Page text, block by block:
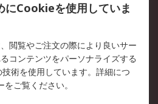
採用情報
コーポレートサイト
にCookieを使用していま
閲覧やご注文の際により良いサー
コンテンツをパーソナライズする
術を使用しています。詳細につ
をご覧ください。